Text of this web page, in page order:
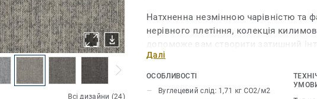
Всі дизайни (24)
Натхненна незмінною чарівністю та
нерівного плетіння, колекція
допоможе вам створити затишний
творчій атмосфері в офісі.
Наша класична палітра Linon з 24
широкий спектр можливостей, від
Далі
ОСОБЛИВОСТІ
Вуглецевий слід: 1,71 кг CO2/м2
УМОВИ